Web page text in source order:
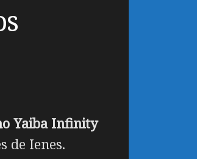
Yaiba Infinity
de Ienes.